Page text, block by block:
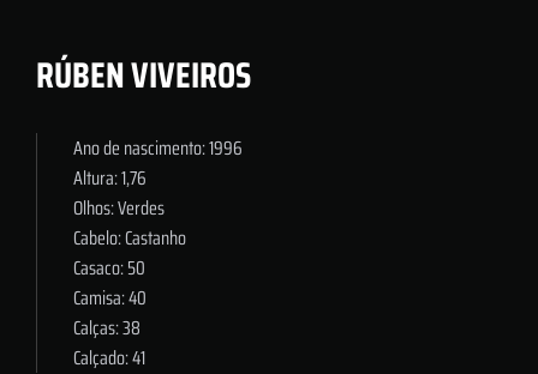
RÚBEN VIVEIROS
Ano de nascimento: 1996
Altura: 1,76
Olhos: Verdes
Cabelo: Castanho
Casaco: 50
Camisa: 40
Calças: 38
Calçado: 41